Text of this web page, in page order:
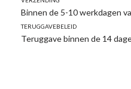
Binnen de 5-10 werkdagen
Teruggavebeleid
Teruggave binnen de 14